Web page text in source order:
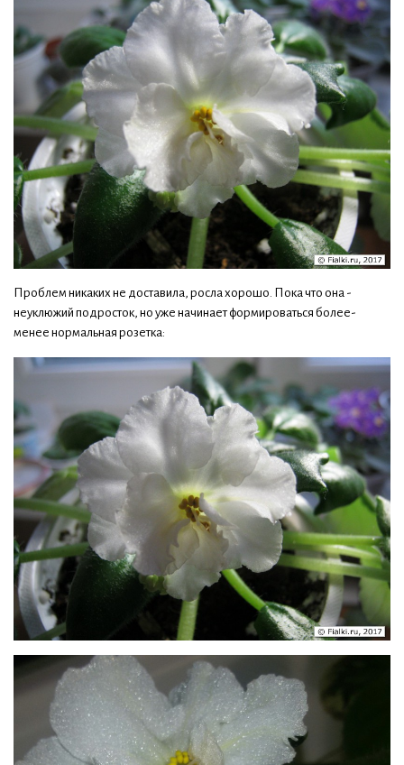
Проблем никаких не доставила, росла хорошо. Пока что она -
неуклюжий подросток, но уже начинает формироваться более-
менее нормальная розетка: